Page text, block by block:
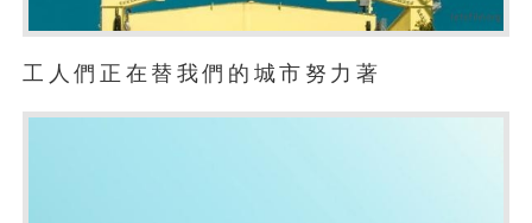
工人們正在替我們的城市努力著